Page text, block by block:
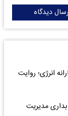
دیدگاه
انرژی؛ روایت
مدیریت